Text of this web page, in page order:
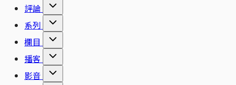
評論
系列
欄目
播客
影音